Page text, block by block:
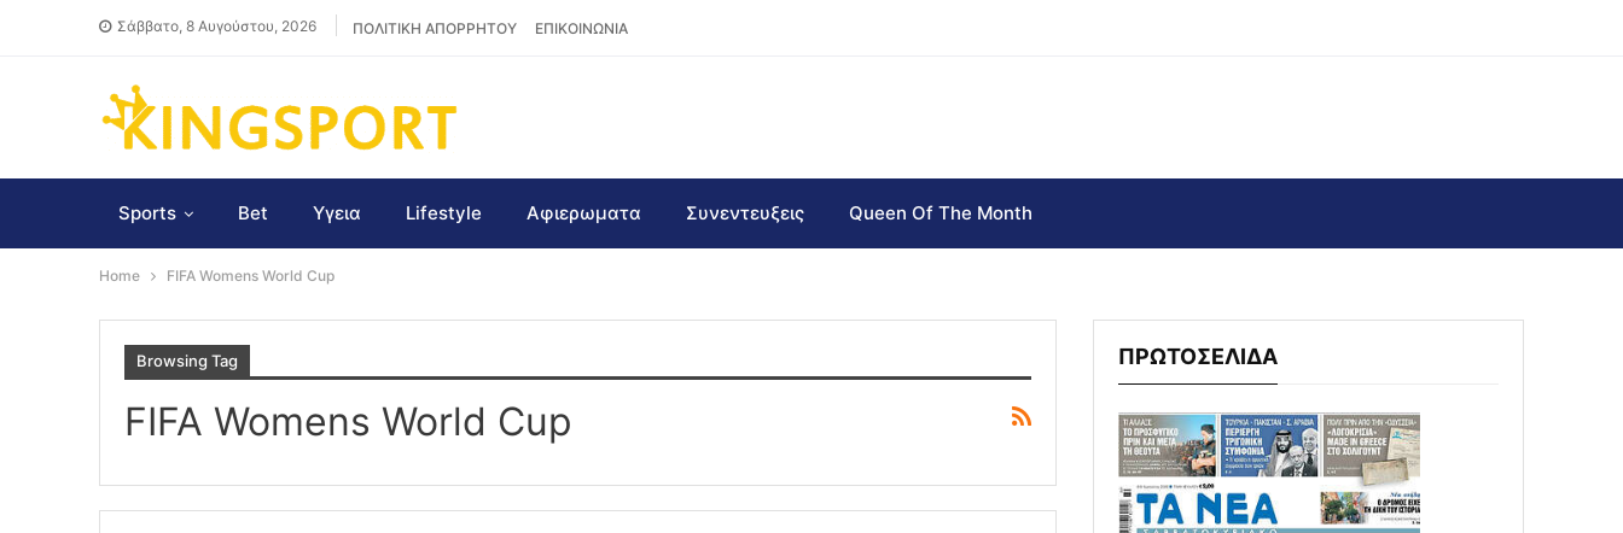
Σάββατο, 8 Αυγούστου, 2026 ΠΟΛΙΤΙΚΗ ΑΠΟΡΡΗΤΟΥ ΕΠΙΚΟΙΝΩΝΙΑ
Sports Bet Υγεια Lifestyle Αφιερωματα Συνεντευξεις Queen Of The Month
Home FIFA Womens World Cup
Browsing Tag
FIFA Womens World Cup
ΠΡΩΤΟΣΕΛΙΔΑ